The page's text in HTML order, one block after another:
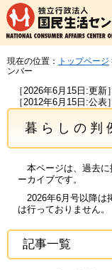
現在の位置： トップページ
ンバー
［2026年6月15日:更新］
［2012年6月15日:公表］
暮らしの
本ページは、過去に
ーカイブです。
2026年6月号以降は
は行っておりません。
記事一覧